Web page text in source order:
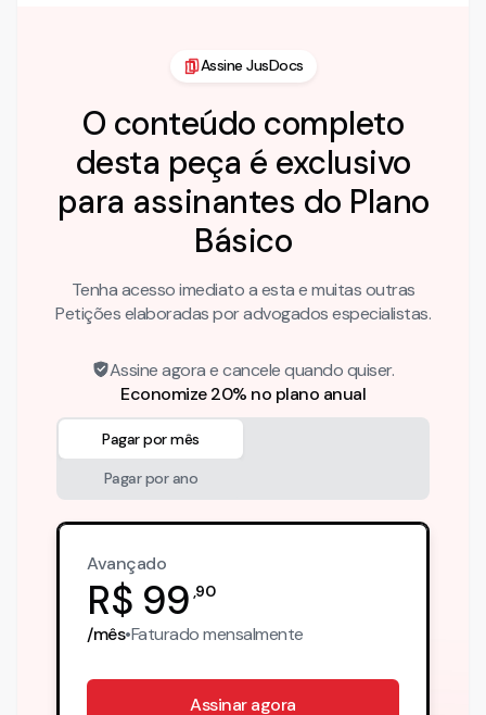
Assine JusDocs
O conteúdo completo
desta peça é exclusivo
para assinantes do Plano
Básico
Tenha acesso imediato a esta e muitas outras
Petições elaboradas por advogados especialistas.
Assine agora e cancele quando quiser.
Economize 20% no plano anual
Pagar por mês
Pagar por ano
Avançado
R$ 99 ,90
/mês•Faturadomensalmente
Assinar agora